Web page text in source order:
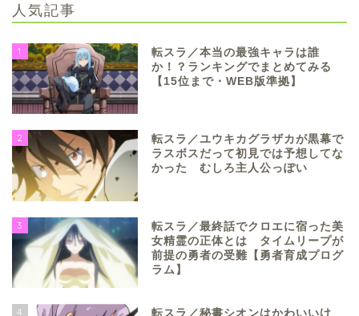
人気記事
1
転スラ／本当の最強キャラは誰
か！？ランキングでまとめてみる
【15位まで・WEB版準拠】
2
転スラ／ユウキカグラザカが黒幕で
ラスボスだって初見では予想してな
かった むしろ主人公っぽい
3
転スラ／最終話でクロエに宿った美
女精霊の正体とは タイムリープが
前提の勇者の受難【勇者育成プログ
ラム】
4 転スラ／秘書シオンはかわいいけ